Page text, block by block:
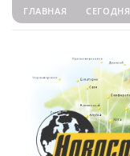
ГЛАВНАЯ СЕГОДНЯ